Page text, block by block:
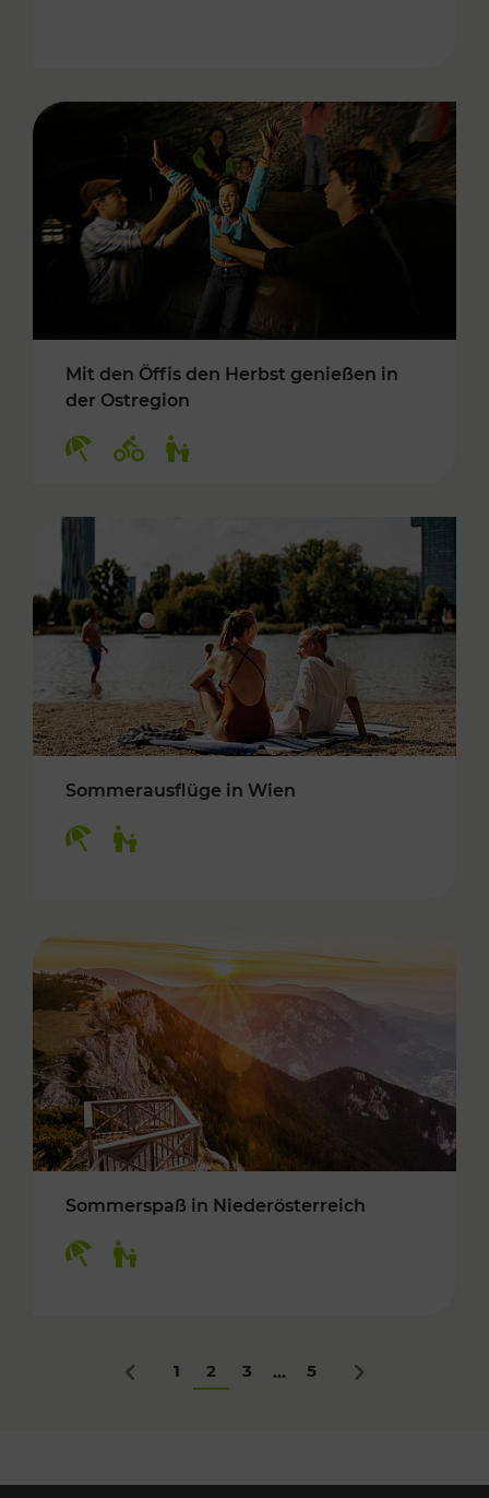
Mit den Öffis den Herbst genießen in
der Ostregion
Sommerausflüge in Wien
Sommerspaß in Niederösterreich
Zurück
1 2 3 ... 5 Nächstes